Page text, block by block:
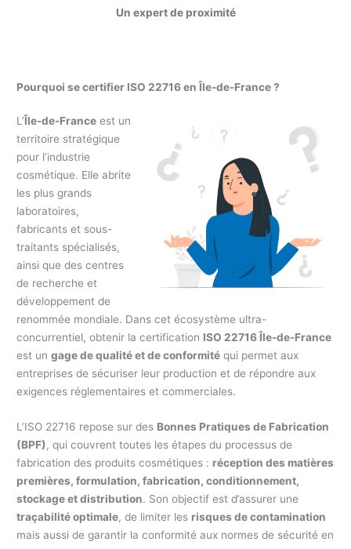
Un expert de proximité
Pourquoi se certifier ISO 22716 en Île-de-France ?
L’Île-de-France est un
territoire stratégique
pour l’industrie
cosmétique. Elle abrite
les plus grands
laboratoires,
fabricants et sous-
traitants spécialisés,
ainsi que des centres
de recherche et
développement de
renommée mondiale. Dans cet écosystème ultra-
concurrentiel, obtenir la certification ISO 22716 Île-de-France
est ungage de qualité et de conformité qui permet aux
entreprises de sécuriser leur production et de répondre aux
exigences réglementaires et commerciales.
L’ISO 22716 repose sur des Bonnes Pratiques de Fabrication
(BPF), qui couvrent toutes les étapes du processus de
fabrication des produits cosmétiques : réception des matières
premières, formulation, fabrication, conditionnement,
stockage et distribution. Son objectif est d’assurer une
traçabilité optimale, de limiter les risques de contamination
mais aussi de garantir la conformité aux normes de sécurité en